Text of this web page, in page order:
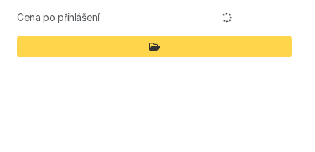
Cena po přihlášení